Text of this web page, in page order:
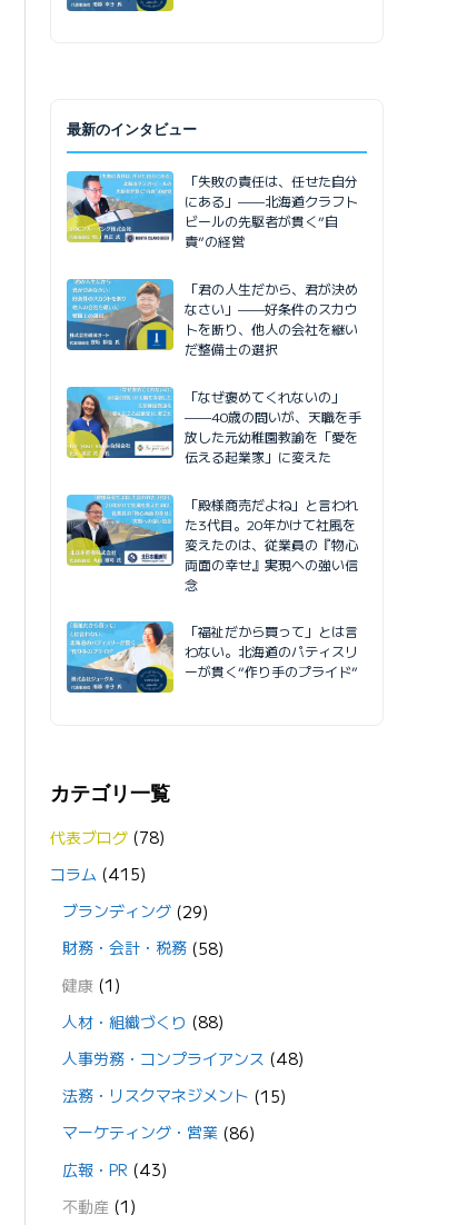
最新のインタビュー
「失敗の責任は、任せた自分
にある」——北海道クラフト
ビールの先駆者が貫く”自
責”の経営
「君の人生だから、君が決め
なさい」——好条件のスカウ
トを断り、他人の会社を継い
だ整備士の選択
「なぜ褒めてくれないの」
——40歳の問いが、天職を手
放した元幼稚園教諭を「愛を
伝える起業家」に変えた
「殿様商売だよね」と言われ
た3代目。20年かけて社風を
変えたのは、従業員の『物心
両面の幸せ』実現への強い信
念
「福祉だから買って」とは言
わない。北海道のパティスリ
ーが貫く“作り手のプライド”
カテゴリ一覧
代表ブログ (78)
コラム (415)
ブランディング(29)
財務・会計・税務(58)
健康(1)
人材・組織づくり (88)
人事労務・コンプライアンス (48)
法務・リスクマネジメント (15)
マーケティング・営業 (86)
広報・PR (43)
不動産 (1)